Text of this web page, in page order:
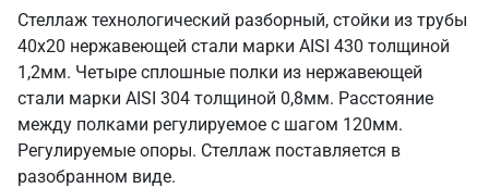
Стеллаж технологический разборный, стойки из трубы
40х20 нержавеющей стали марки AISI 430 толщиной
1,2мм. Четыре сплошные полки из нержавеющей
стали марки AISI 304 толщиной 0,8мм. Расстояние
между полками регулируемое с шагом 120мм.
Регулируемые опоры. Стеллаж поставляется в
разобранном виде.